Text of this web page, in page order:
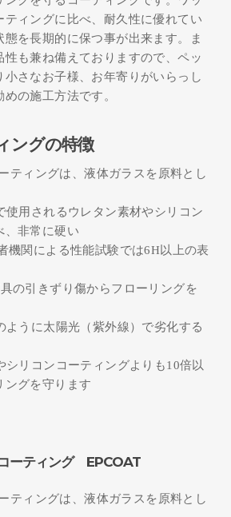
ティングに比べ、耐久性に優れてい
態を長期的に保つ事が出来ます。ま
性も兼ね備えておりますので、ペッ
小さなお子様、お年寄りがいらっし
の施工方法です。
ングの特徴
ティングは、液体ガラスを原料とし
使用されるウレタン素材やシリコン
、非常に硬い
関による性能試験では6H以上の表
の引きずり傷からフローリングを
ように太陽光（紫外線）で劣化する
シリコンコーティングよりも10倍以
ングを守ります
ーティング EPCOAT
ティングは、液体ガラスを原料とし